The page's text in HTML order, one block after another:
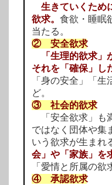
生きていくため
欲求。 食欲・睡眠
当たる。
② 安全欲求
「生理的欲求
それを「確保」し
「身の安全」「
ど。
③ 社会的欲求
「安全欲求」も
ではなく団体や集
いう欲求が生まれ
会」や「家族」を
「愛情と所属の欲
④ 承認欲求